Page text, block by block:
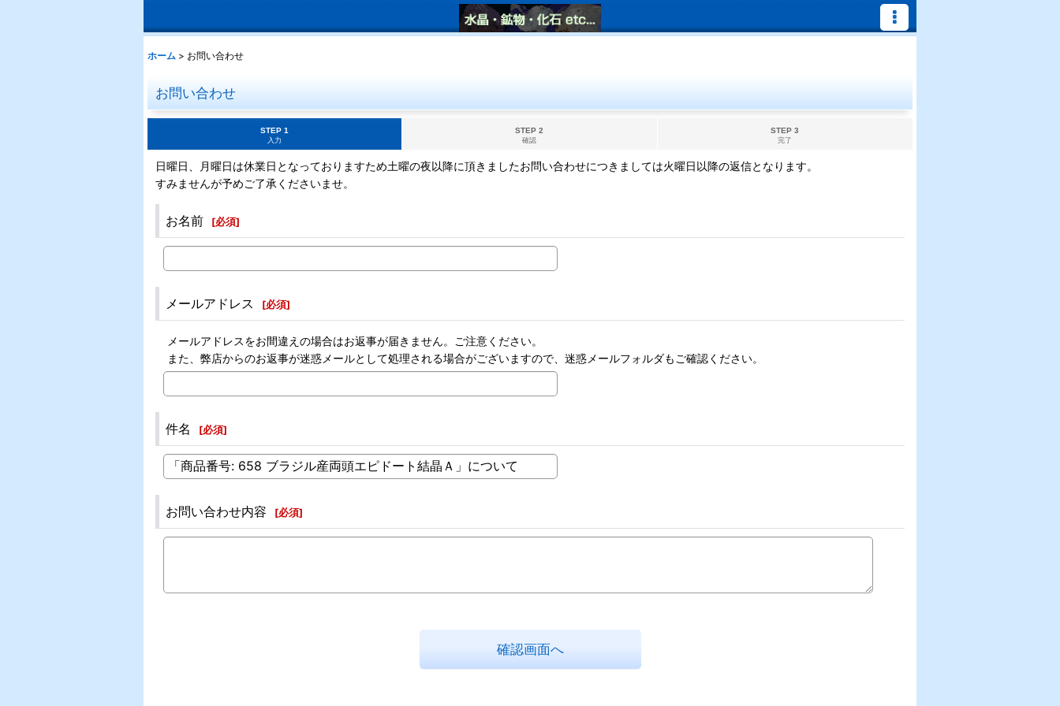
ホーム > お問い合わせ
お問い合わせ
STEP 1
入力
STEP 2
確認
STEP 3
完了
日曜日、月曜日は休業日となっておりますため土曜の夜以降に頂きましたお問い合わせにつきましては火曜日以降の返信となります。
すみませんが予めご了承くださいませ。
お名前 [必須]
メールアドレス [必須]
メールアドレスをお間違えの場合はお返事が届きません。ご注意ください。
また、弊店からのお返事が迷惑メールとして処理される場合がございますので、迷惑メールフォルダもご確認ください。
件名 [必須]
お問い合わせ内容 [必須]
確認画面へ